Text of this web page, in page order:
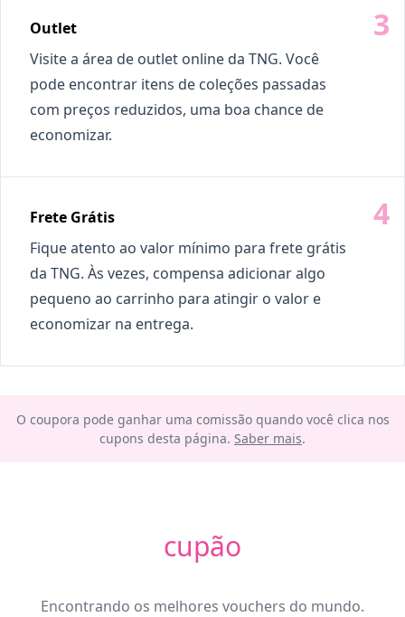
Outlet
Visite a área de outlet online da TNG. Você
pode encontrar itens de coleções passadas
com preços reduzidos, uma boa chance de
economizar.
Frete Grátis
Fique atento ao valor mínimo para frete grátis
da TNG. Às vezes, compensa adicionar algo
pequeno ao carrinho para atingir o valor e
economizar na entrega.
O coupora pode ganhar uma comissão quando você clica nos
cupons desta página. Saber mais.
cupão
Encontrando os melhores vouchers do mundo.